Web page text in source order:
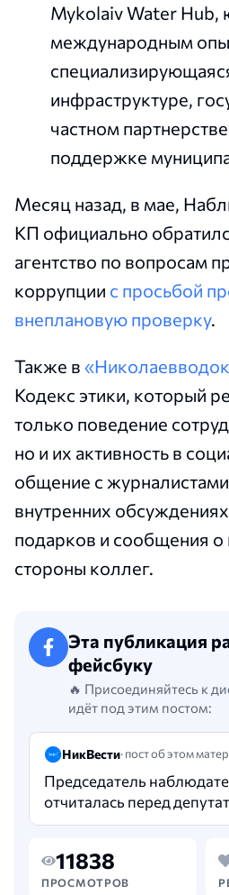
Mykolaiv Water Hub,
международным
инфраструктуре,
частном
поддержке
Месяц назад, в мае,
КП официально
агентство по вопросам
коррупции с просьбой
внеплановую проверку.
Также в
Кодекс этики, который
только поведение
но и их активность в
общение с
внутренних
подарков и сообщения о
стороны коллег.
Эта публикация
фейсбуку
🔥 Присоединяйтесь к
идёт под этим постом:
НикВести· пост об этом
Председатель
отчиталась перед
Водоканал переживает
ежегодно теряем ₴500
воды. Коммунальное предприятие
11838
ПРОСМОТРОВ